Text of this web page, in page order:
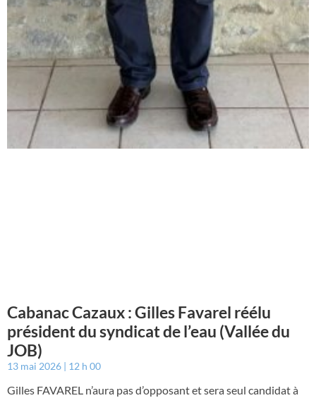
Cabanac Cazaux : Gilles Favarel réélu
président du syndicat de l’eau (Vallée du
JOB)
13 mai 2026 12 h 00
Gilles FAVAREL n’aura pas d’opposant et sera seul candidat à